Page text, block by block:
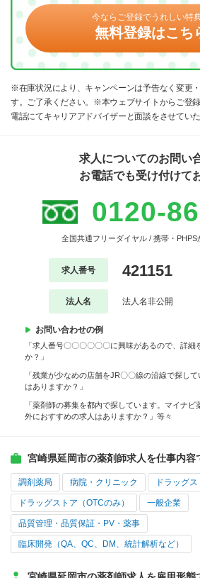
今ならご登録でうれしい特
無料登録はこち
※在庫状況により、キャンペーンは予告なく変更
す。ご了承ください。※本ウェブサイトからご登
電話にてキャリアアドバイザーと面談をさせてい
求人についてのお問い
お電話でも受け付けて
0120-
全国共通フリーダイヤル / 携帯・PHPS
求人番号 421151
法人名 法人名非公開
お問い合わせの例
「求人番号〇〇〇〇〇〇に興味があるので、詳細
か？」
「残業が少なめの店舗をJR〇〇線の沿線で探し
はありますか？」
「薬剤師の募集を都内で探しています。マイナ
外におすすめの求人はありますか？」等々
宮崎県延岡市の薬剤師求人を仕事内容
調剤薬局 病院・クリニック ドラッグス
ドラッグストア（OTCのみ） 一般企業
品質管理・品質保証・PV・薬事
臨床開発（QA、QC、DM、統計解析など）